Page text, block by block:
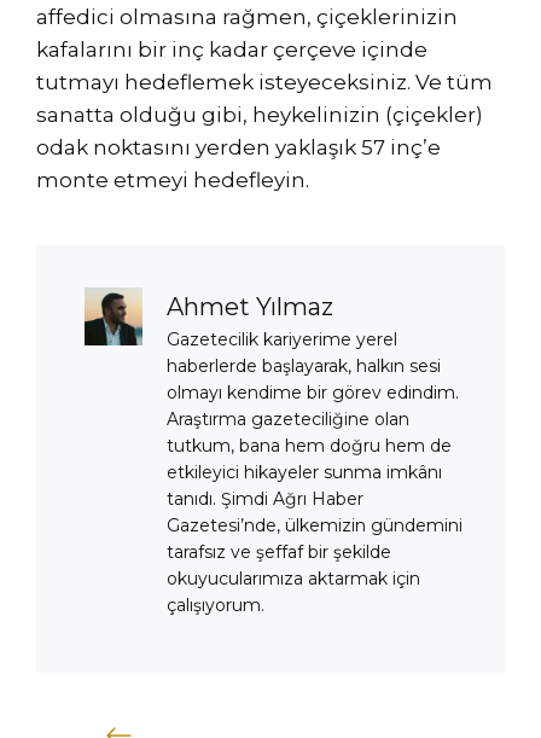
affedici olmasına rağmen, çiçeklerinizin
kafalarını bir inç kadar çerçeve içinde
tutmayı hedeflemek isteyeceksiniz. Ve tüm
sanatta olduğu gibi, heykelinizin (çiçekler)
odak noktasını yerden yaklaşık 57 inç’e
monte etmeyi hedefleyin.
Ahmet Yılmaz
Gazetecilik kariyerime yerel
haberlerde başlayarak, halkın sesi
olmayı kendime bir görev edindim.
Araştırma gazeteciliğine olan
tutkum, bana hem doğru hem de
etkileyici hikayeler sunma imkânı
tanıdı. Şimdi Ağrı Haber
Gazetesi’nde, ülkemizin gündemini
tarafsız ve şeffaf bir şekilde
okuyucularımıza aktarmak için
çalışıyorum.